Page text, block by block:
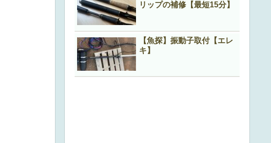
リップの補修【最短15分】
【魚探】振動子取付【エレ
キ】